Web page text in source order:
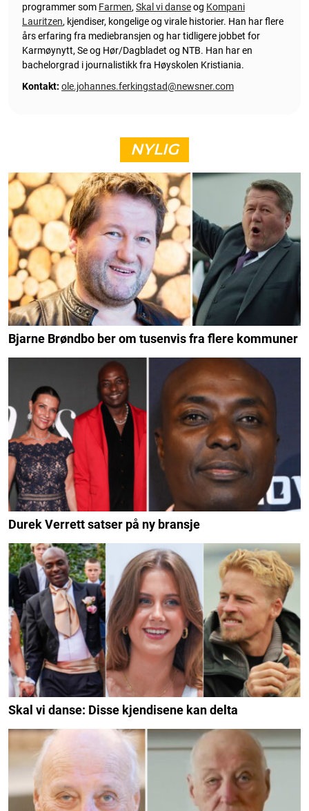
programmer som Farmen, Skal vi danseog Kompani
Lauritzen, kjendiser, kongelige og virale historier. Han har flere
års erfaring fra mediebransjen og har tidligere jobbet for
Karmøynytt, Se og Hør/Dagbladet og NTB. Han har en
bachelorgrad i journalistikk fra Høyskolen Kristiania.
Kontakt: ole.johannes.ferkingstad@newsner.com
NYLIG
Bjarne Brøndbo ber om tusenvis fra flere kommuner
Durek Verrett satser på ny bransje
Skal vi danse: Disse kjendisene kan delta